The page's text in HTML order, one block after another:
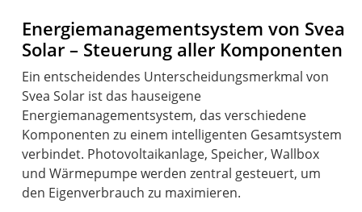
Energiemanagementsystem von Svea
Solar – Steuerung aller Komponenten
Ein entscheidendes Unterscheidungsmerkmal von
Svea Solar ist das hauseigene
Energiemanagementsystem, das verschiedene
Komponenten zu einem intelligenten Gesamtsystem
verbindet. Photovoltaikanlage, Speicher, Wallbox
und Wärmepumpe werden zentral gesteuert, um
den Eigenverbrauch zu maximieren.